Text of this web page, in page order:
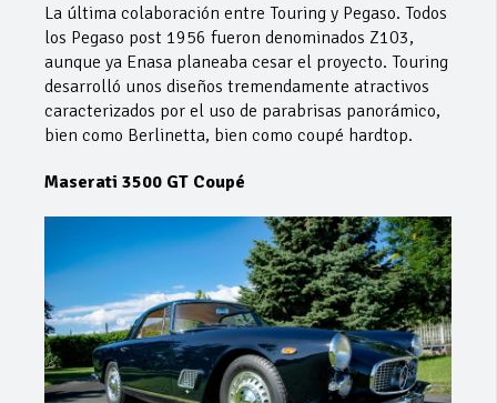
La última colaboración entre Touring y Pegaso. Todos
los Pegaso post 1956 fueron denominados Z103,
aunque ya Enasa planeaba cesar el proyecto. Touring
desarrolló unos diseños tremendamente atractivos
caracterizados por el uso de parabrisas panorámico,
bien como Berlinetta, bien como coupé hardtop.
Maserati 3500 GT Coupé